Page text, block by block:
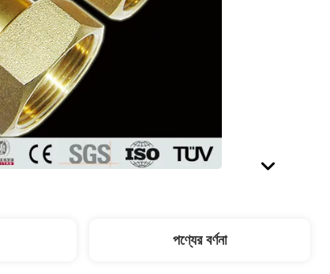
পণ্যের বর্ণনা